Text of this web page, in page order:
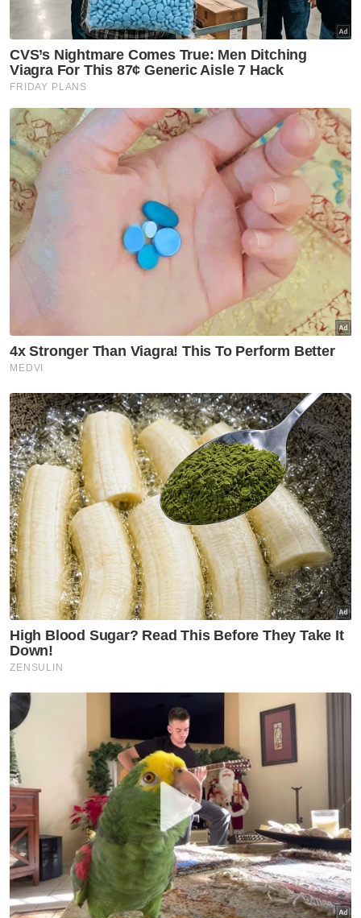
"Pelancong Malaysia juga menjadikan
makanan sebagai faktor pendorong untuk
sering berkunjung ke negara Thailand, diikuti
oleh Indonesia dan Taiwan," katanya.
Muat turun aplikasi Sinar Harian.Klik di sini!
Malaysia
Agoda
Syurga Makanan
Paling Popular
Asia
Artikel Disyorkan
Nasional
Anwar arah siasatan
menyeluruh kejadian anggota
polis maut di Beaufort
Nasional
Isu zakat TH perlu difahami
dalam konteks syariah - Mufti
Pahang